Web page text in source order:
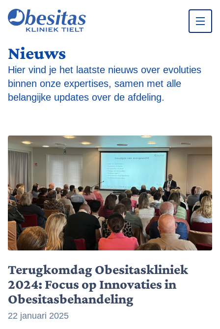
Ga naar inhoud
Nieuws
Hier vind je het laatste nieuws over evoluties
binnen onze expertises, samen met alle
belangijke updates over de afdeling.
Terugkomdag Obesitaskliniek
2024: Focus op Innovaties in
Obesitasbehandeling
22 januari 2025